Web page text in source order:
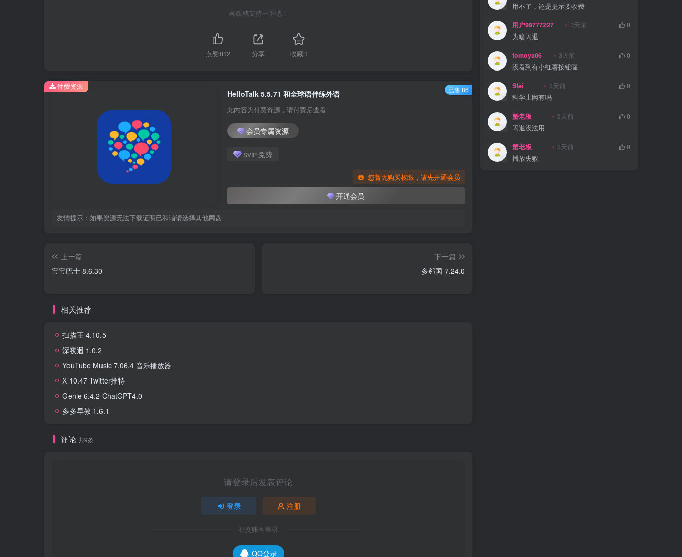
喜欢就支持一下吧！
点赞812 分享 收藏1
HelloTalk 5.5.71 和全球语伴练外语
此内容为付费资源，请付费后查看
会员专属资源
SVIP 免费
您暂无购买权限，请先开通会员
开通会员
友情提示：如果资源无法下载证明已和谐请选择其他网盘
付费资源 已售 86
上一篇
宝宝巴士 8.6.30
下一篇
多邻国 7.24.0
相关推荐
扫描王 4.10.5
深夜迴 1.0.2
YouTube Music 7.06.4 音乐播放器
X 10.47 Twitter推特
Genie 6.4.2 ChatGPT4.0
多多早教 1.6.1
评论 共9条
请登录后发表评论
登录 注册
社交账号登录
QQ登录
用不了，还是提示要收费
用户99777227 3天前
0
为啥闪退
tomoya06 3天前
0
没看到有小红薯按钮喔
Sfei 3天前
0
科学上网有吗
蟹老板 3天前
0
闪退没法用
蟹老板 3天前
0
播放失败